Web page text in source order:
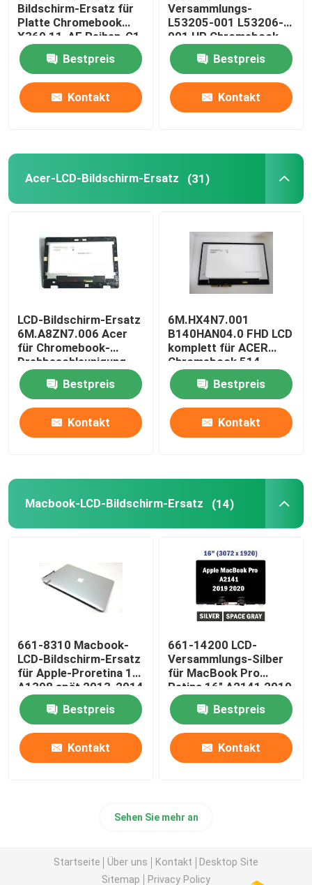
Bildschirm-Ersatz für
Platte Chromebook
X360 11-AE Reihen-G1
EE 11,6“ LCD
Bestpreis
Kontakt
Versammlungs-
L53205-001 L53206-
001 HP Chromebook
X360 11 G2 EE
NV116WHM-T10 LCD
W/Frame
Bestpreis
Kontakt
Acer-LCD-Bildschirm-Ersatz (31)
LCD-Bildschirm-Ersatz
6M.A8ZN7.006 Acer
für Chromebook-
Drehbeschleunigung
511 R753T 11,6 Zoll
Bestpreis
Kontakt
6M.HX4N7.001
B140HAN04.0 FHD LCD
komplett für ACER
Chromebook 514
CP514-1H-R4HQ-US
Bestpreis
Kontakt
Macbook-LCD-Bildschirm-Ersatz (14)
661-8310 Macbook-
LCD-Bildschirm-Ersatz
für Apple-Proretina 15"
A1398 spät 2013-2014
Bestpreis
Kontakt
661-14200 LCD-
Versammlungs-Silber
für MacBook Pro
Retina 16" A2141 2019
EMC3347
Bestpreis
Kontakt
Sehen Sie mehr an
Startseite Über uns Kontakt
Desktop Site
Sitemap
Privacy Policy